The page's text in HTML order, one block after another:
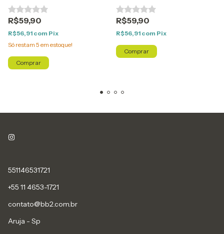
R$59,90
R$56,91 com Pix
Só restam 5 em estoque!
Comprar
R$59,90
R$56,91 com Pix
Comprar
551146531721
+55 11 4653-1721
contato@bb2.com.br
Aruja - Sp